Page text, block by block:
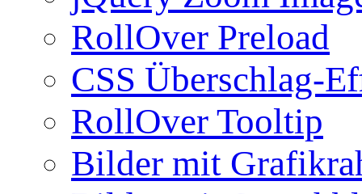
RollOver Preload
CSS Überschlag-
RollOver Tooltip
Bilder mit